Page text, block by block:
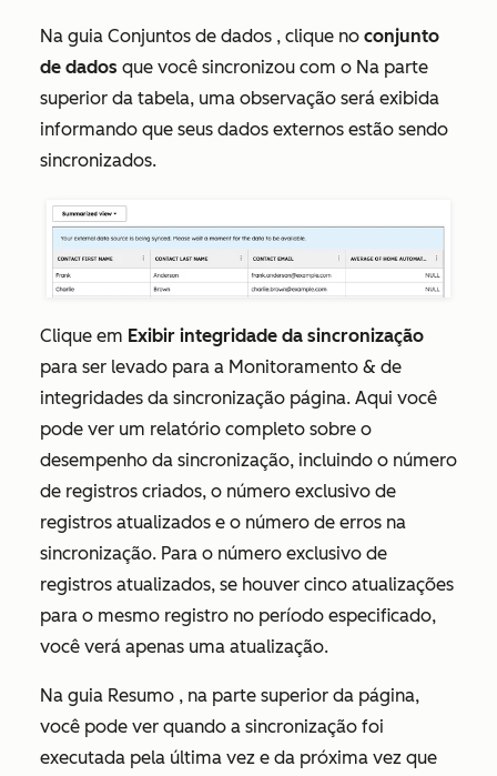
Na guia Conjuntos de dados , clique no conjunto
de dados que você sincronizou com o Na parte
superior da tabela, uma observação será exibida
informando que seus dados externos estão sendo
sincronizados.
Clique em Exibir integridade da sincronização
para ser levado para a Monitoramento & de
integridades da sincronização página. Aqui você
pode ver um relatório completo sobre o
desempenho da sincronização, incluindo o número
de registros criados, o número exclusivo de
registros atualizados e o número de erros na
sincronização. Para o número exclusivo de
registros atualizados, se houver cinco atualizações
para o mesmo registro no período especificado,
você verá apenas uma atualização.
Na guia Resumo , na parte superior da página,
você pode ver quando a sincronização foi
executada pela última vez e da próxima vez que